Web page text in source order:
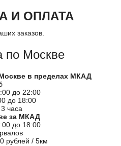
И ОПЛАТА
заказов.
по Москве
в пределах МКАД
до 22:00
до 18:00
часа
за МКАД
до 18:00
рублей / 5км